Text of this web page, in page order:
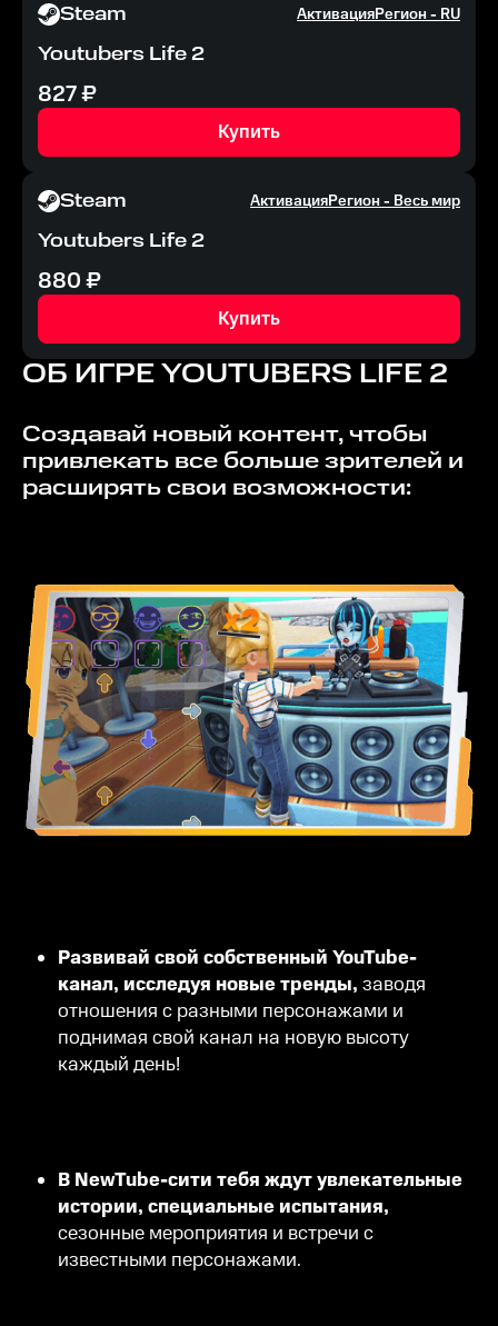
Steam АктивацияРегион -RU
Youtubers Life 2
827₽
Купить
Steam АктивацияРегион -Весь мир
Youtubers Life 2
880₽
Купить
ОБ ИГРЕYOUTUBERS LIFE 2
Создавай новый контент, чтобы
привлекать все больше зрителей и
расширять свои возможности:
Развивай свой собственный YouTube-
канал, исследуя новые тренды, заводя
отношения с разными персонажами и
поднимая свой канал на новую высоту
каждый день!
В NewTube-сити тебя ждут увлекательные
истории, специальные испытания,
сезонные мероприятия и встречи с
известными персонажами.